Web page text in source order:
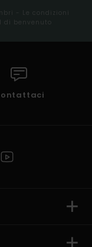
- Le condizioni
benvenuto